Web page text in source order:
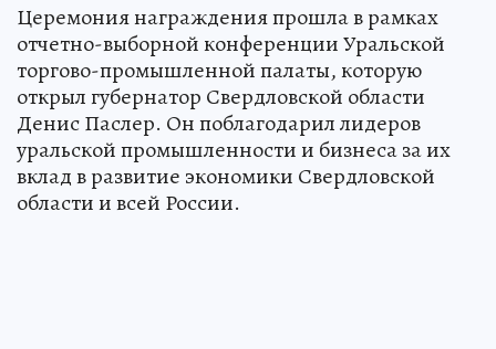
Церемония награждения прошла в рамках
отчетно-выборной конференции Уральской
торгово-промышленной палаты, которую
открыл губернатор Свердловской области
Денис Паслер. Он поблагодарил лидеров
уральской промышленности и бизнеса за их
вклад в развитие экономики Свердловской
области и всей России.